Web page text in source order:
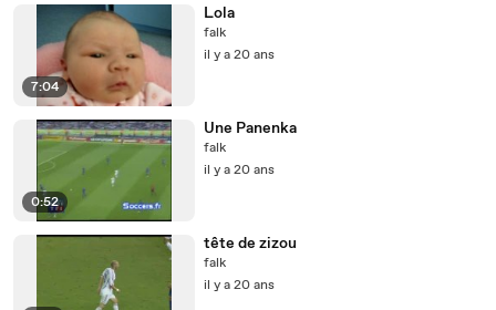
7:04
Lola
falk
il y a 20 ans
0:52
Une Panenka
falk
il y a 20 ans
tête de zizou
falk
il y a 20 ans